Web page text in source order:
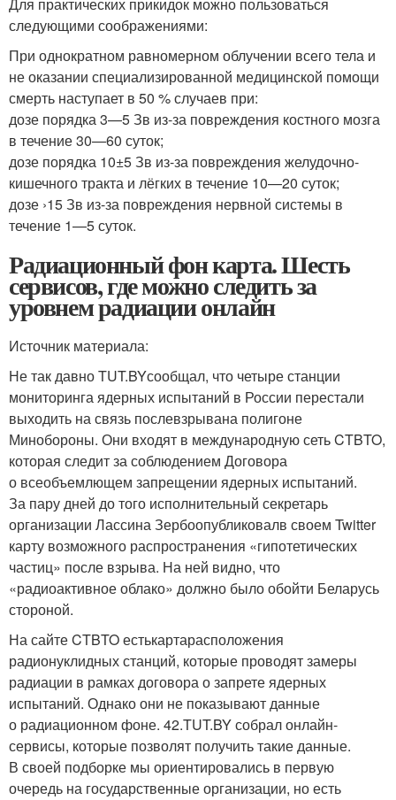
следующими соображениями:
При однократном равномерном облучении всего тела и
не оказании специализированной медицинской помощи
смерть наступает в 50 % случаев при:
дозе порядка 3—5 Зв из-за повреждения костного мозга
в течение 30—60 суток;
дозе порядка 10±5 Зв из-за повреждения желудочно-
кишечного тракта и лёгких в течение 10—20 суток;
дозе ›15 Зв из-за повреждения нервной системы в
течение 1—5 суток.
Радиационный фон карта. Шесть
сервисов, где можно следить за
уровнем радиации онлайн
Источник материала:
Не так давно TUT.BYсообщал, что четыре станции
мониторинга ядерных испытаний в России перестали
выходить на связь послевзрывана полигоне
Минобороны. Они входят в международную сеть CTBTO,
которая следит за соблюдением Договора
о всеобъемлющем запрещении ядерных испытаний.
За пару дней до того исполнительный секретарь
организации Лассина Зербоопубликовалв своем Twitter
карту возможного распространения «гипотетических
частиц» после взрыва. На ней видно, что
«радиоактивное облако» должно было обойти Беларусь
стороной.
На сайте CTBTO естькартарасположения
радионуклидных станций, которые проводят замеры
радиации в рамках договора о запрете ядерных
испытаний. Однако они не показывают данные
о радиационном фоне. 42.TUT.BY собрал онлайн-
сервисы, которые позволят получить такие данные.
В своей подборке мы ориентировались в первую
очередь на государственные организации, но есть